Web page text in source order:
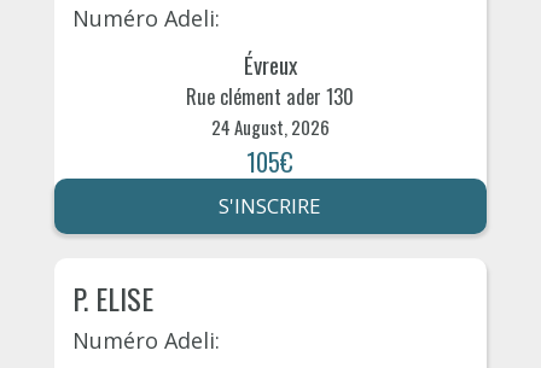
Numéro Adeli:
Évreux
Rue clément ader 130
24 August, 2026
105€
S'INSCRIRE
P. ELISE
Numéro Adeli: